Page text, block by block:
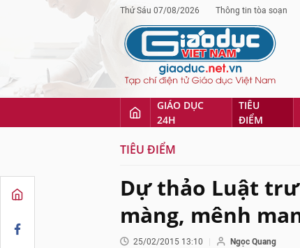
Thứ Sáu 07/08/2026 Thông tin tòa soạn
GIÁO DỤC
24H
TIÊU
ĐIỂM
TIÊU ĐIỂM
Dự thảo Luật
màng, mênh
25/02/2015 13:10 Ngọc Quang